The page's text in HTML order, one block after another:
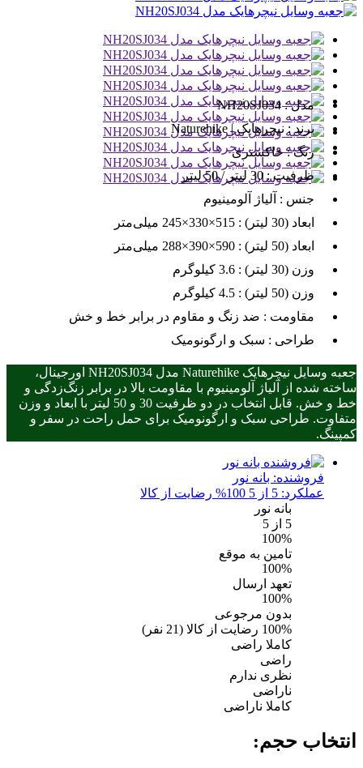
مدل :NH20SJ034
برند : نیچرهایک | Naturehike
رنگ :خاکستری
ظرفیت : 30 لیتر / 50 لیتر
جنس : آلیاژ آلومینیوم
ابعاد (30 لیتر) :
515×330×245 میلی‌متر
ابعاد (50 لیتر) :
590×390×288 میلی‌متر
وزن (30 لیتر) :
3.6 کیلوگرم
وزن (50 لیتر) :
4.5 کیلوگرم
مقاومت : ضد زنگ و مقاوم در برابر خط و خش
طراحی : سبک و ارگونومیک
جعبه وسایل نیچرهایک Naturehike مدل NH20SJ034 اورجینال،
ساخته شده از آلیاژ آلومینیوم با مقاومت بالا در برابر زنگ‌زدگی و
خط و خش. قابل انتخاب در دو ظرفیت 30 و 50 لیتر با ابعاد و وزن
متفاوت. طراحی سبک و ارگونومیک برای حمل راحت در سفر و
کمپینگ.
فروشنده: بانه نور
عملکرد: 5 از 5
100% رضایت از کالا
بانه نور
5 از 5
100%
تامین به موقع
100%
تعهد ارسال
100%
بدون مرجوعی
100% رضایت از کالا (
21 نفر)
کاملا راضی
راضی
نظری ندارم
ناراضی
کاملا ناراضی
انتخاب حجم: